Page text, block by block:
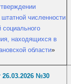
численности
социального
находящихся в
области»
26.03.2026 №30